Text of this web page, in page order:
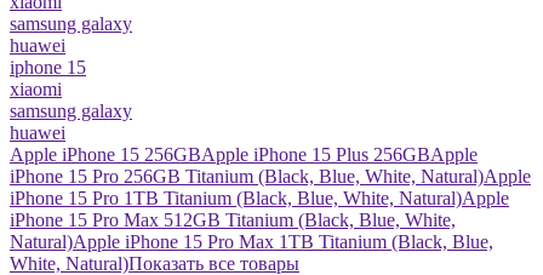
samsung galaxy
huawei
iphone 15
xiaomi
samsung galaxy
huawei
Apple iPhone 15 256GBApple iPhone 15 Plus 256GBApple
iPhone 15 Pro 256GB Titanium (Black, Blue, White, Natural)Apple
iPhone 15 Pro 1TB Titanium (Black, Blue, White, Natural)Apple
iPhone 15 Pro Max 512GB Titanium (Black, Blue, White,
Natural)Apple iPhone 15 Pro Max 1TB Titanium (Black, Blue,
White, Natural)Показать все товары